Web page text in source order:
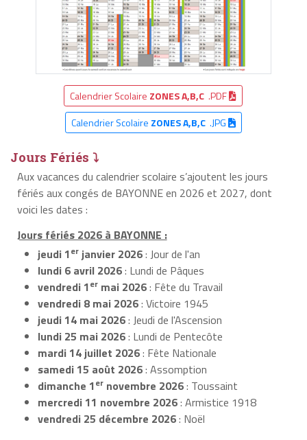
Calendrier Scolaire ZONES A,B,C .PDF
Calendrier Scolaire ZONES A,B,C.JPG
Jours Fériés ⤵
Aux vacances du calendrier scolaire s’ajoutent les jours
fériés aux congés de BAYONNE en 2026 et 2027, dont
voici les dates :
Jours fériés 2026 à BAYONNE :
jeudi 1er janvier 2026: Jour de l'an
lundi 6 avril 2026: Lundi de Pâques
vendredi 1er mai 2026: Fête du Travail
vendredi 8 mai 2026: Victoire 1945
jeudi 14 mai 2026: Jeudi de l'Ascension
lundi 25 mai 2026: Lundi de Pentecôte
mardi 14 juillet 2026: Fête Nationale
samedi 15 août 2026: Assomption
dimanche 1er novembre 2026: Toussaint
mercredi 11 novembre 2026: Armistice 1918
vendredi 25 décembre 2026: Noël